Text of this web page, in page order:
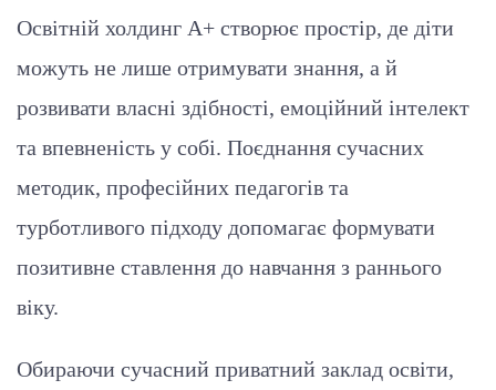
Освітній холдинг A+ створює простір, де діти
можуть не лише отримувати знання, а й
розвивати власні здібності, емоційний інтелект
та впевненість у собі. Поєднання сучасних
методик, професійних педагогів та
турботливого підходу допомагає формувати
позитивне ставлення до навчання з раннього
віку.
Обираючи сучасний приватний заклад освіти,